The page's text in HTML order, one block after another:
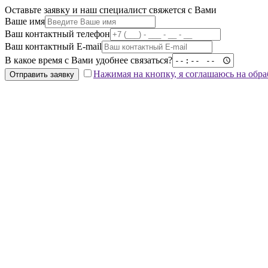
Оставьте заявку и наш специалист свяжется с Вами
Ваше имя
Ваш контактный телефон
Ваш контактный E-mail
В какое время с Вами удобнее связаться?
Отправить заявку Нажимая на кнопку, я соглашаюсь на